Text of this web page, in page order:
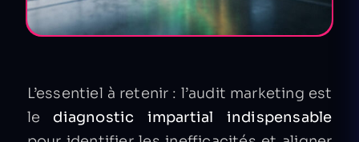
L’essentiel à retenir : l’audit marketing est
le diagnostic impartial indispensable